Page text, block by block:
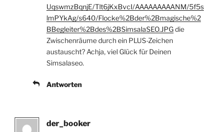
UqswmzBqnjE/Tlt6jKxBvcI/AAAAAAAAANM/5f5s
lmPYkAg/s640/Flocke%2Bder%2Bmagische%2
BBegleiter%2Bdes%2BSimsalaSEO.JPGdie
Zwischenräume durch ein PLUS-Zeichen
austauscht? Achja, viel Glück für Deinen
Simsalaseo.
Antworten
der_booker